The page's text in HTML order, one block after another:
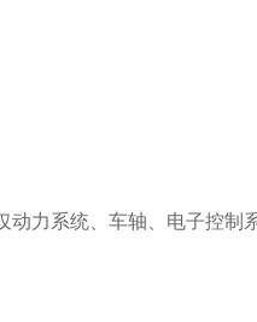
动力系统、车轴、电子控制